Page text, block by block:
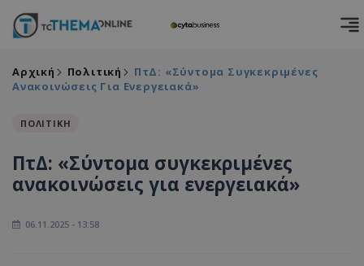
Αρχική Πολιτική
ΠτΔ: «Σύντομα Συγκεκριμένες
Ανακοινώσεις Για Ενεργειακά»
ΠΟΛΙΤΙΚΗ
ΠτΔ: «Σύντομα συγκεκριμένες
ανακοινώσεις για ενεργειακά»
06.11.2025 - 13:58